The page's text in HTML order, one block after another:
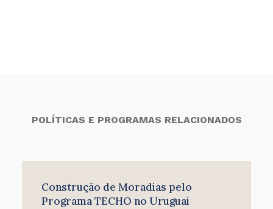
POLÍTICAS E PROGRAMAS RELACIONADOS
Construção de Moradias pelo
Programa TECHO no Uruguai